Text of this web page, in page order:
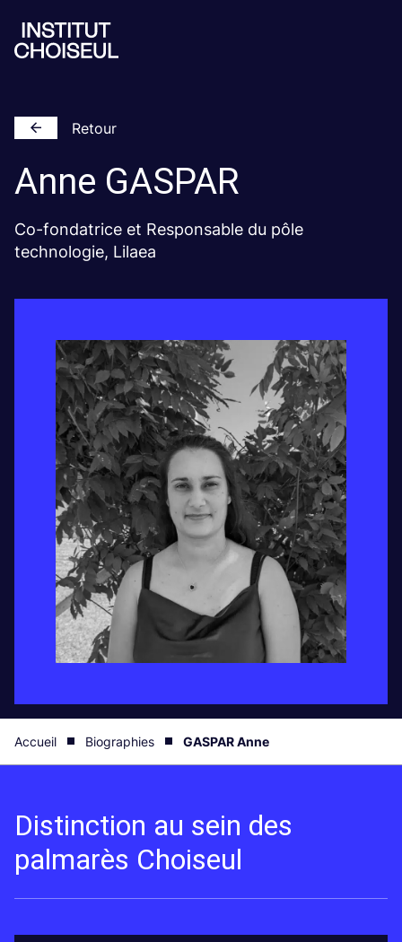
Retour
Anne GASPAR
Co-fondatrice et Responsable du pôle
technologie, Lilaea
Accueil Biographies GASPAR Anne
Distinction au sein des
palmarès Choiseul